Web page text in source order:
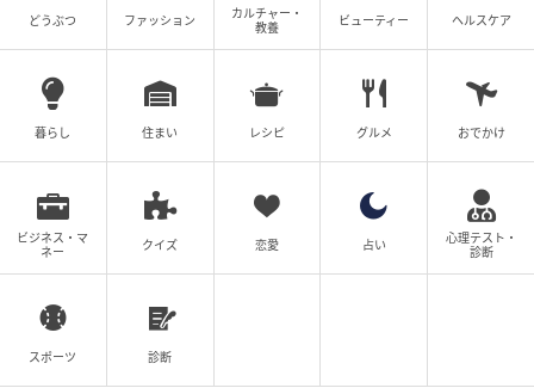
どうぶつ ファッション
カルチャー・
教養
ビューティー ヘルスケア
暮らし 住まい レシピ グルメ おでかけ
ビジネス・マ
ネー
クイズ 恋愛 占い
心理テスト・
診断
スポーツ 診断